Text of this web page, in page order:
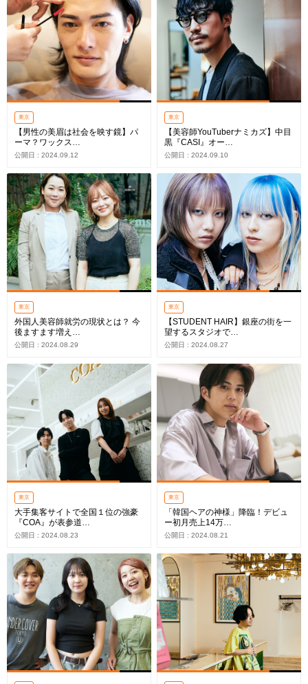
東京
【男性の美眉は社会を映す鏡】パ
ーマ？ワックス…
公開日 : 2024.09.12
東京
【美容師YouTuberナミカズ】中目
黒『CASI』オー…
公開日 : 2024.09.10
東京
外国人美容師就労の現状とは？ 今
後ますます増え…
公開日 : 2024.08.29
東京
【STUDENT HAIR】銀座の街を一
望するスタジオで…
公開日 : 2024.08.27
東京
大手集客サイトで全国１位の強豪
『COA』が表参道…
公開日 : 2024.08.23
東京
「韓国ヘアの神様」降臨！デビュ
ー初月売上14万…
公開日 : 2024.08.21